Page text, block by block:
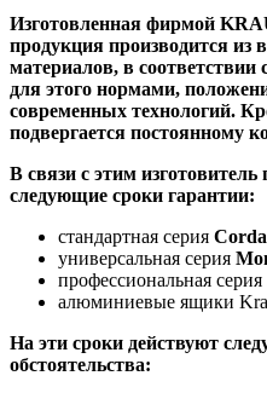
Изготовленная фирмой
продукция производится из
материалов, в
для этого нормами,
современных технологий.
подвергается постоянному
В связи с этим
следующие сроки гарантии:
стандартная серия Corda
универсальная серия
профессиональная серия
алюминиевые ящики
На эти сроки действуют
обстоятельства: